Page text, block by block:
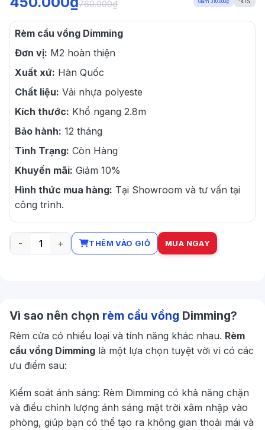
760.000₫ Giảm 310.000₫ -41%
Rèm cầu vồng Dimming
Đơn vị: M2 hoàn thiện
Xuất xứ: Hàn Quốc
Chất liệu: Vải nhựa polyeste
Kích thước: Khổ ngang 2.8m
Bảo hành: 12 tháng
Tình Trạng: Còn Hàng
Khuyến mãi: Giảm 10%
Hình thức mua hàng: Tại Showroom và tư vấn tại
công trình.
Rèm cầu vồng Dimming số lượng
THÊM VÀO GIỎ MUA NGAY
Vì sao nên chọn rèm cầu vồng Dimming?
Rèm cửa có nhiều loại và tính năng khác nhau. Rèm
cầu vồng Dimming là một lựa chọn tuyệt vời vì có các
ưu điểm sau:
Kiểm soát ánh sáng: Rèm Dimming có khả năng chặn
và điều chỉnh lượng ánh sáng mặt trời xâm nhập vào
phòng, giúp bạn có thể tạo ra không gian thoải mái và